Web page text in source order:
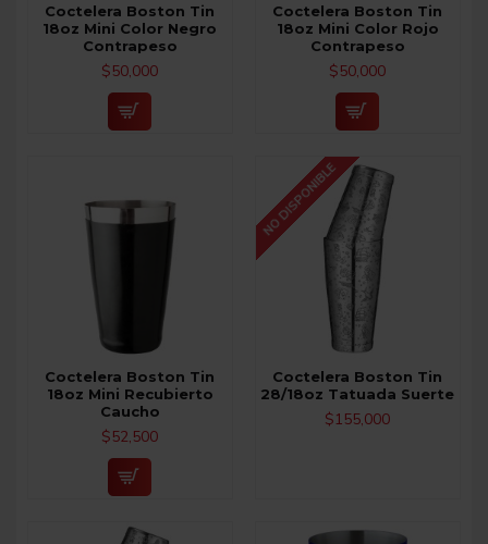
Coctelera Boston Tin
18oz Mini Color Negro
Contrapeso
$50,000
Coctelera Boston Tin
18oz Mini Color Rojo
Contrapeso
$50,000
Coctelera Boston Tin
18oz Mini Recubierto
Caucho
$52,500
NO DISPONIBLE
Coctelera Boston Tin
28/18oz Tatuada Suerte
$155,000